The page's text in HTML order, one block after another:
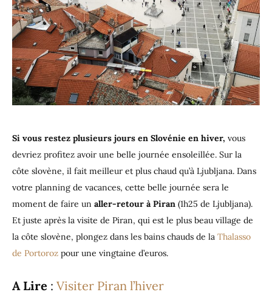
Si vous restez plusieurs jours en Slovénie en hiver, vous
devriez profitez avoir une belle journée ensoleillée. Sur la
côte slovène, il fait meilleur et plus chaud qu’à Ljubljana. Dans
votre planning de vacances, cette belle journée sera le
moment de faire un aller-retour à Piran (1h25 de Ljubljana).
Et juste après la visite de Piran, qui est le plus beau village de
la côte slovène, plongez dans les bains chauds de la Thalasso
de Portoroz pour une vingtaine d’euros.
A Lire : Visiter Piran l’hiver